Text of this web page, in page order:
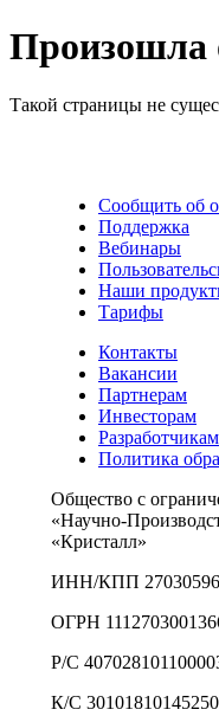
Произошла
Такой страницы не
Сообщить об
Поддержка
Вебинары
Наши
Тарифы
Контакты
Вакансии
Партнерам
Инвесторам
Разработчикам
Политика
Общество с
«Научно-
«Кристалл»
ИНН/КПП
ОГРН
Р/С
К/С